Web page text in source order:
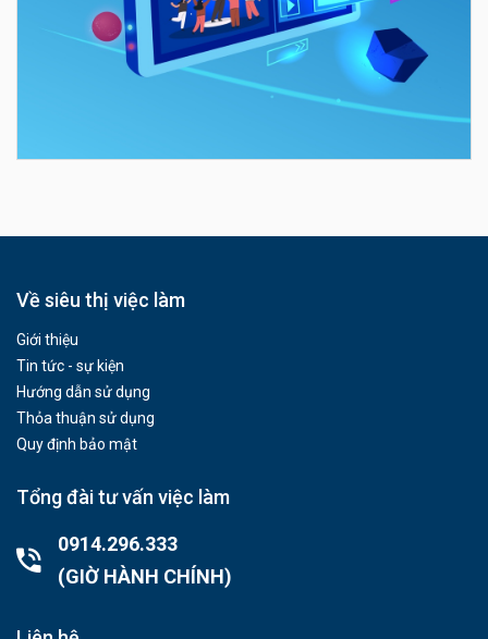
Về siêu thị việc làm
Giới thiệu
Tin tức - sự kiện
Hướng dẫn sử dụng
Thỏa thuận sử dụng
Quy định bảo mật
Tổng đài tư vấn việc làm
0914.296.333
(GIỜ HÀNH CHÍNH)